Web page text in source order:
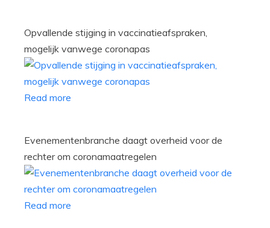
Opvallende stijging in vaccinatieafspraken,
mogelijk vanwege coronapas
Read more
Evenementenbranche daagt overheid voor de
rechter om coronamaatregelen
Read more